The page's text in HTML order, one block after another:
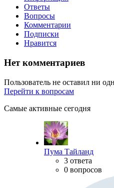
Ответы
Вопросы
Комментарии
Подписки
Нравится
Нет комментариев
Пользователь не оставил ни
Перейти к вопросам
Самые активные сегодня
Пума Тайланд
3 ответа
0 вопросов